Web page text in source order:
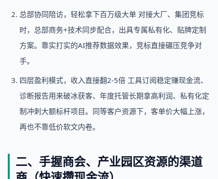
总部协同陪访，轻松拿下百万级大单 对接大厂、集团竞标
时，总部商务+技术同步配合，出具专属私有化、贴牌定制
方案。靠实打实的AI推荐数据效果，竞标直接碾压竞争对
手。
四层盈利模式，收入直接翻2-5倍 工具订阅稳定赚现金流、
诊断报告用来破冰获客、年度托管长期拿高利润、私有化定
制冲刺大额标杆项目。同等客户资源下，客单价大幅上涨，
再也不靠低价软文内卷。
二、手握商会、产业园区资源的渠道